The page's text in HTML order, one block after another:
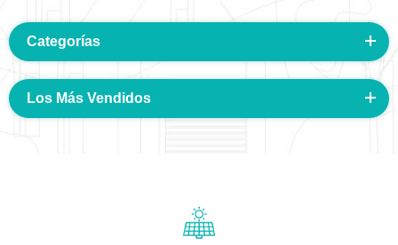
Categorías
Los Más Vendidos